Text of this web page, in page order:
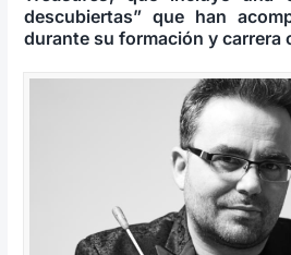
descubiertas” que han
durante su formación y carrera